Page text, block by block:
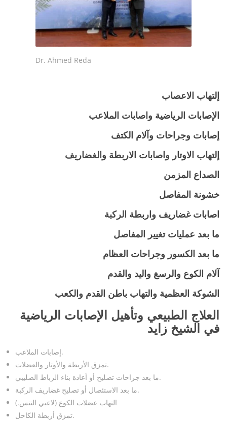
Dr. Ahmed Reda
إلتهاب الاعصاب
الإصابات الرياضية واصابات الملاعب
إصابات وجراحات وآلام الكتف
إلتهاب الاوتار واصابات الاربطة والغضاريف
الصداع المزمن
خشونة المفاصل
اصابات غضاريف واربطة الركبة
ما بعد عمليات تغيير المفاصل
ما بعد الكسور وجراحات العظام
آلام الكوع والرسغ واليد والقدم
الشوكة العظمية والتهاب باطن القدم والكعب
العلاج الطبيعي وتأهيل الإصابات الرياضية
في الشيخ زايد
إصابات الملاعب.
تمزق الأربطة والأوتار والعضلات.
ما بعد جراحات تصليح أو أعادة بناء الرباط الصليبي.
ما بعد الاستئصال أو تصليح غضاريف الركبة.
التهاب عضلات الكوع (لاعبي التنس.)
تمزق أربطة الكاحل.